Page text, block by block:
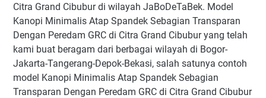
Citra Grand Cibubur di wilayah JaBoDeTaBek. Model
Kanopi Minimalis Atap Spandek Sebagian Transparan
Dengan Peredam GRC di Citra Grand Cibubur yang telah
kami buat beragam dari berbagai wilayah di Bogor-
Jakarta-Tangerang-Depok-Bekasi, salah satunya contoh
model Kanopi Minimalis Atap Spandek Sebagian
Transparan Dengan Peredam GRC di Citra Grand Cibubur